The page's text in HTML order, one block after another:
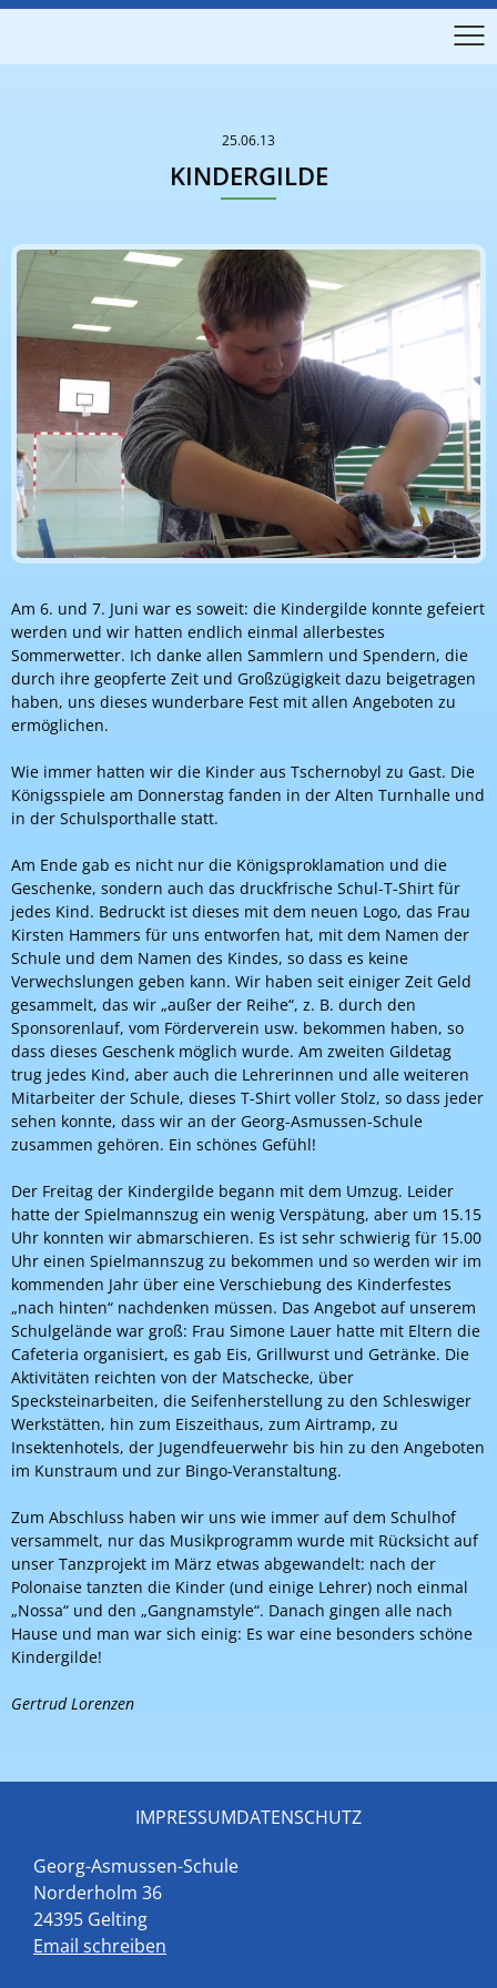
25.06.13
KINDERGILDE
Am 6. und 7. Juni war es soweit: die Kindergilde konnte gefeiert
werden und wir hatten endlich einmal allerbestes
Sommerwetter. Ich danke allen Sammlern und Spendern, die
durch ihre geopferte Zeit und Großzügigkeit dazu beigetragen
haben, uns dieses wunderbare Fest mit allen Angeboten zu
ermöglichen.
Wie immer hatten wir die Kinder aus Tschernobyl zu Gast. Die
Königsspiele am Donnerstag fanden in der Alten Turnhalle und
in der Schulsporthalle statt.
Am Ende gab es nicht nur die Königsproklamation und die
Geschenke, sondern auch das druckfrische Schul-T-Shirt für
jedes Kind. Bedruckt ist dieses mit dem neuen Logo, das Frau
Kirsten Hammers für uns entworfen hat, mit dem Namen der
Schule und dem Namen des Kindes, so dass es keine
Verwechslungen geben kann. Wir haben seit einiger Zeit Geld
gesammelt, das wir „außer der Reihe“, z. B. durch den
Sponsorenlauf, vom Förderverein usw. bekommen haben, so
dass dieses Geschenk möglich wurde. Am zweiten Gildetag
trug jedes Kind, aber auch die Lehrerinnen und alle weiteren
Mitarbeiter der Schule, dieses T-Shirt voller Stolz, so dass jeder
sehen konnte, dass wir an der Georg-Asmussen-Schule
zusammen gehören. Ein schönes Gefühl!
Der Freitag der Kindergilde begann mit dem Umzug. Leider
hatte der Spielmannszug ein wenig Verspätung, aber um 15.15
Uhr konnten wir abmarschieren. Es ist sehr schwierig für 15.00
Uhr einen Spielmannszug zu bekommen und so werden wir im
kommenden Jahr über eine Verschiebung des Kinderfestes
„nach hinten“ nachdenken müssen. Das Angebot auf unserem
Schulgelände war groß: Frau Simone Lauer hatte mit Eltern die
Cafeteria organisiert, es gab Eis, Grillwurst und Getränke. Die
Aktivitäten reichten von der Matschecke, über
Specksteinarbeiten, die Seifenherstellung zu den Schleswiger
Werkstätten, hin zum Eiszeithaus, zum Airtramp, zu
Insektenhotels, der Jugendfeuerwehr bis hin zu den Angeboten
im Kunstraum und zur Bingo-Veranstaltung.
Zum Abschluss haben wir uns wie immer auf dem Schulhof
versammelt, nur das Musikprogramm wurde mit Rücksicht auf
unser Tanzprojekt im März etwas abgewandelt: nach der
Polonaise tanzten die Kinder (und einige Lehrer) noch einmal
„Nossa“ und den „Gangnamstyle“. Danach gingen alle nach
Hause und man war sich einig: Es war eine besonders schöne
Kindergilde!
Gertrud Lorenzen
Georg-Asmussen-Schule
Norderholm 36
24395 Gelting
Email schreiben
IMPRESSUMDATENSCHUTZ